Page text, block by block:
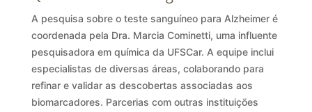
A pesquisa sobre o teste sanguíneo para Alzheimer é
coordenada pela Dra. Marcia Cominetti, uma influente
pesquisadora em química da UFSCar. A equipe inclui
especialistas de diversas áreas, colaborando para
refinar e validar as descobertas associadas aos
biomarcadores. Parcerias com outras instituições